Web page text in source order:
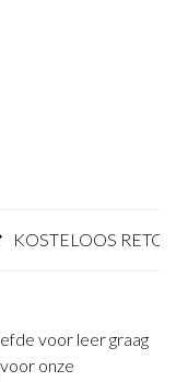
KOSTELOOS
voor leer graag
onze